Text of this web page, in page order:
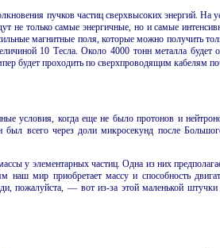
пучков частиц сверхвысоких энергий. На
не только самые энергичные, но и самые
магнитные поля, которые можно получить
10 Тесла. Около4000 тонн металла будет
будет проходить по сверхпроводящим кабелям
условия, когда еще не было протонов и
всего через доли микросекунд после
у элементарных частиц. Одна из них
наш мир приобретает массу и способность
пожалуйста, — вот из-за этой маленькой